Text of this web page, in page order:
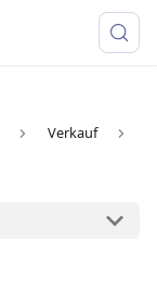
Verkauf